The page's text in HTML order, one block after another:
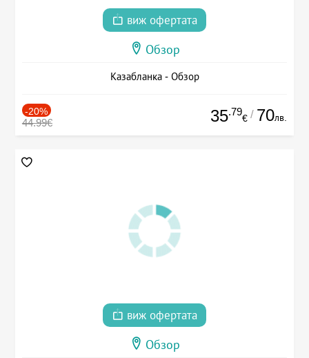
виж офертата
Обзор
Казабланка - Обзор
-20%
44.99€ 35.79
€ / 70лв.
виж офертата
Обзор